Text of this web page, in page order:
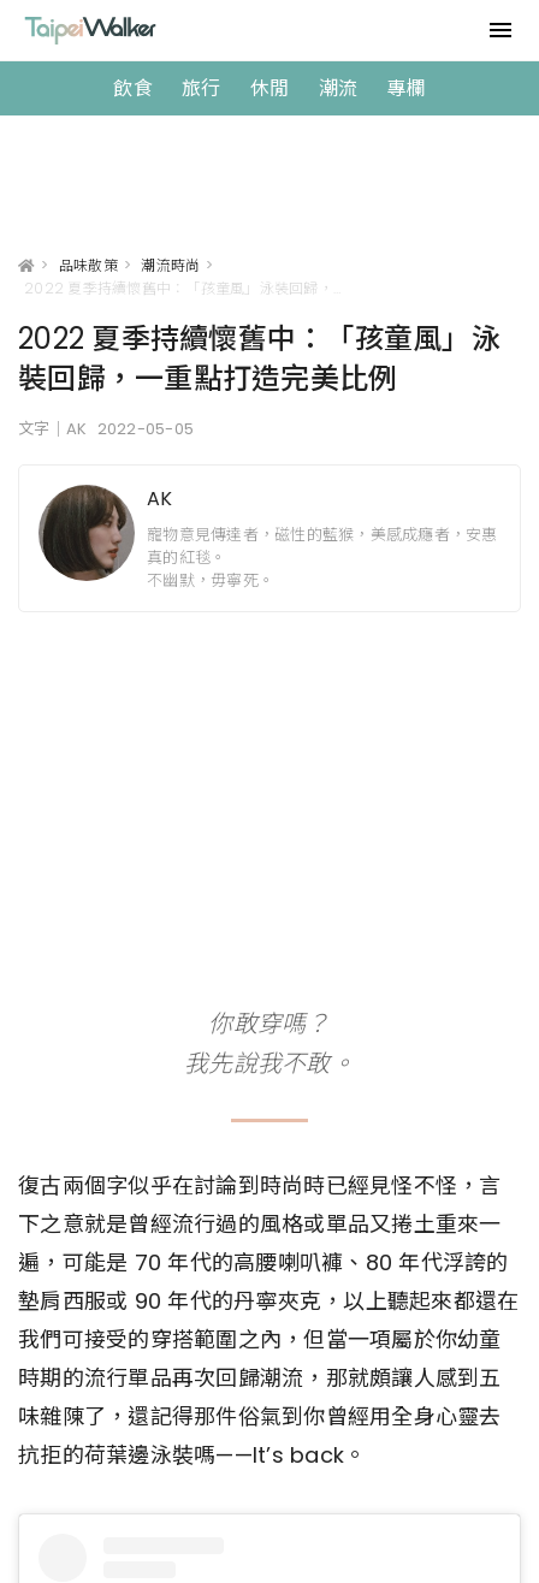
飲食 旅行 休閒 潮流 專欄
> 品味散策 > 潮流時尚 >
2022 夏季持續懷舊中：「孩童風」泳
裝回歸，一重點打造完美比例
文字｜AK 2022-05-05
AK
寵物意見傳達者，磁性的藍猴，美感成癮者，安惠
真的紅毯。
不幽默，毋寧死。
你敢穿嗎？
我先說我不敢。
復古兩個字似乎在討論到時尚時已經見怪不怪，言
下之意就是曾經流行過的風格或單品又捲土重來一
遍，可能是 70 年代的高腰喇叭褲、80 年代浮誇的
墊肩西服或 90 年代的丹寧夾克，以上聽起來都還在
我們可接受的穿搭範圍之內，但當一項屬於你幼童
時期的流行單品再次回歸潮流，那就頗讓人感到五
味雜陳了，還記得那件俗氣到你曾經用全身心靈去
抗拒的荷葉邊泳裝嗎——It’s back。